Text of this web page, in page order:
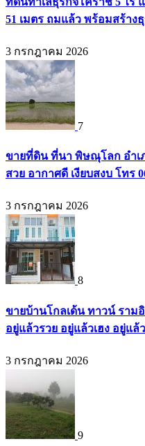
51 เมตร ถมแล้ว พร้อมสร้าง
3 กรกฎาคม 2026
7
ขายที่ดิน ที่นา พิษณุโลก อำเ
สวย อากาศดี เงียบสงบ โทร
3 กรกฎาคม 2026
8
ขายบ้านโกลเด้น ทาวน์ รา
อยู่แล้วรวย อยู่แล้วเฮง อยู่แล้
3 กรกฎาคม 2026
9